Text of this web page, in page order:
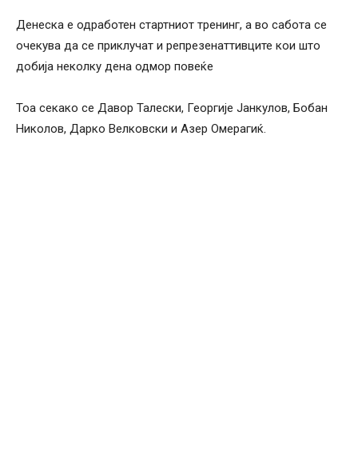
Денеска е одработен стартниот тренинг, а во сабота се
очекува да се приклучат и репрезенаттивците кои што
добија неколку дена одмор повеќе
Тоа секако се Давор Талески, Георгије Јанкулов, Бобан
Николов, Дарко Велковски и Азер Омерагиќ.